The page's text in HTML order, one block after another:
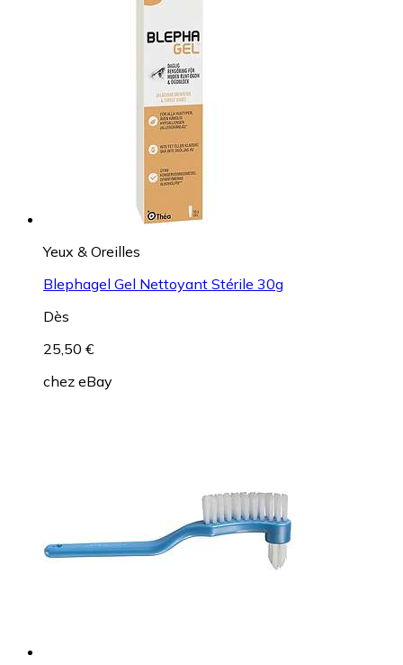
Yeux & Oreilles
Blephagel Gel Nettoyant Stérile 30g
Dès
25,50 €
chez eBay